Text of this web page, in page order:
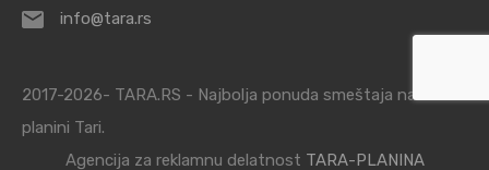
info@tara.rs
2017-2026- TARA.RS - Najbolja ponuda smeštaja na
planini Tari.
Agencija za reklamnu delatnost TARA-PLANINA